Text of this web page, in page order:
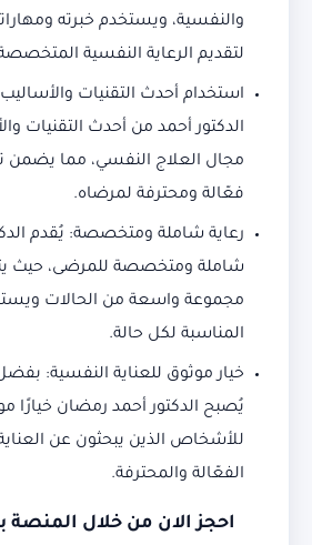
والنفسية، ويستخدم خبرته
لتقديم الرعاية النفسية
استخدام أحدث التقنيات
الدكتور أحمد من أحدث التقنيات
مجال العلاج النفسي، مما يضمن
فعّالة ومحترفة لمرضاه.
رعاية شاملة ومتخصصة: يُقدم
شاملة ومتخصصة للمرضى، حيث
مجموعة واسعة من الحالات
المناسبة لكل حالة.
خيار موثوق للعناية النفسية: بفضل
يُصبح الدكتور أحمد رمضان خيارًا
للأشخاص الذين يبحثون عن
الفعّالة والمحترفة.
احجز الان من خلال